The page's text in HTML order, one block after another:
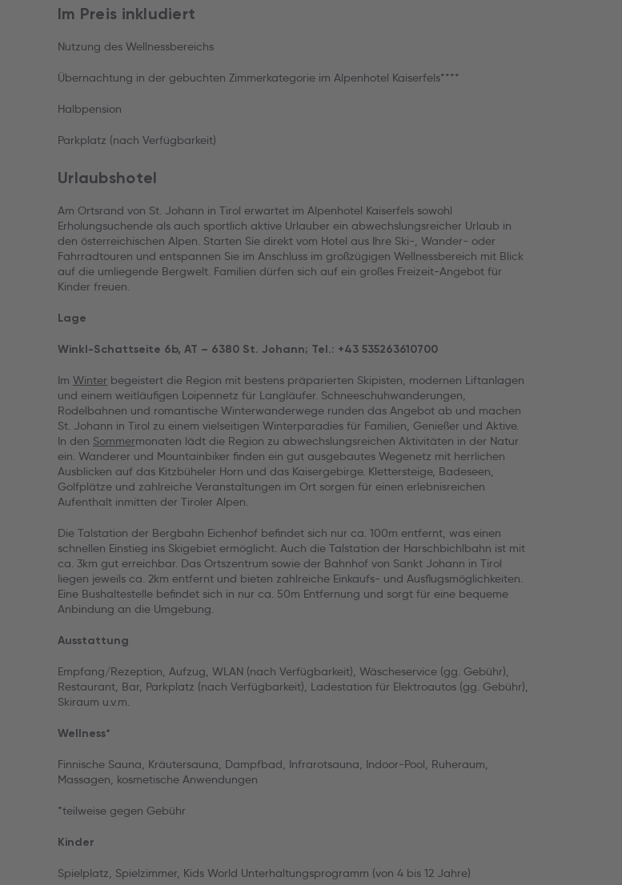
Im Preis inkludiert
Nutzung des Wellnessbereichs
Übernachtung in der gebuchten Zimmerkategorie im Alpenhotel Kaiserfels****
Halbpension
Parkplatz (nach Verfügbarkeit)
Urlaubshotel
Am Ortsrand von St. Johann in Tirol erwartet im Alpenhotel Kaiserfels sowohl
Erholungsuchende als auch sportlich aktive Urlauber ein abwechslungsreicher Urlaub in
den österreichischen Alpen. Starten Sie direkt vom Hotel aus Ihre Ski-, Wander- oder
Fahrradtouren und entspannen Sie im Anschluss im großzügigen Wellnessbereich mit Blick
auf die umliegende Bergwelt. Familien dürfen sich auf ein großes Freizeit-Angebot für
Kinder freuen.
Lage
Winkl-Schattseite 6b, AT – 6380 St. Johann; Tel.: +43 535263610700
Im Winter begeistert die Region mit bestens präparierten Skipisten, modernen Liftanlagen
und einem weitläufigen Loipennetz für Langläufer. Schneeschuhwanderungen,
Rodelbahnen und romantische Winterwanderwege runden das Angebot ab und machen
St. Johann in Tirol zu einem vielseitigen Winterparadies für Familien, Genießer und Aktive.
In den Sommermonaten lädt die Region zu abwechslungsreichen Aktivitäten in der Natur
ein. Wanderer und Mountainbiker finden ein gut ausgebautes Wegenetz mit herrlichen
Ausblicken auf das Kitzbüheler Horn und das Kaisergebirge. Klettersteige, Badeseen,
Golfplätze und zahlreiche Veranstaltungen im Ort sorgen für einen erlebnisreichen
Aufenthalt inmitten der Tiroler Alpen.
Die Talstation der Bergbahn Eichenhof befindet sich nur ca. 100m entfernt, was einen
schnellen Einstieg ins Skigebiet ermöglicht. Auch die Talstation der Harschbichlbahn ist mit
ca. 3km gut erreichbar. Das Ortszentrum sowie der Bahnhof von Sankt Johann in Tirol
liegen jeweils ca. 2km entfernt und bieten zahlreiche Einkaufs- und Ausflugsmöglichkeiten.
Eine Bushaltestelle befindet sich in nur ca. 50m Entfernung und sorgt für eine bequeme
Anbindung an die Umgebung.
Ausstattung
Empfang/Rezeption, Aufzug, WLAN (nach Verfügbarkeit), Wäscheservice (gg. Gebühr),
Restaurant, Bar, Parkplatz (nach Verfügbarkeit), Ladestation für Elektroautos (gg. Gebühr),
Skiraum u.v.m.
Wellness*
Finnische Sauna, Kräutersauna, Dampfbad, Infrarotsauna, Indoor-Pool, Ruheraum,
Massagen, kosmetische Anwendungen
*teilweise gegen Gebühr
Kinder
Spielplatz, Spielzimmer, Kids World Unterhaltungsprogramm (von 4 bis 12 Jahre)